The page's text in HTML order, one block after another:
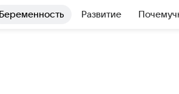
Беременность Развитие